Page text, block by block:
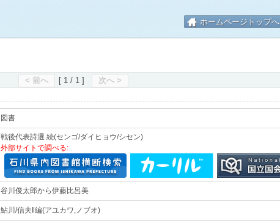
ホームページトップへ
< 前へ [ 1 / 1 ] 次へ >
図書
戦後代表詩選 続(センゴ/ダイヒョウ/シセン)
外部サイトで調べる:
谷川俊太郎から伊藤比呂美
鮎川/信夫‖編(アユカワ,ノブオ)